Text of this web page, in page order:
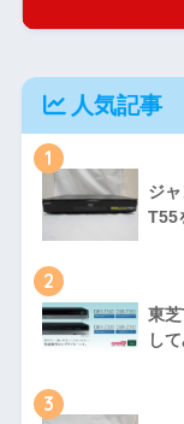
人気記事
1
ジ
T55
2
東
し
3